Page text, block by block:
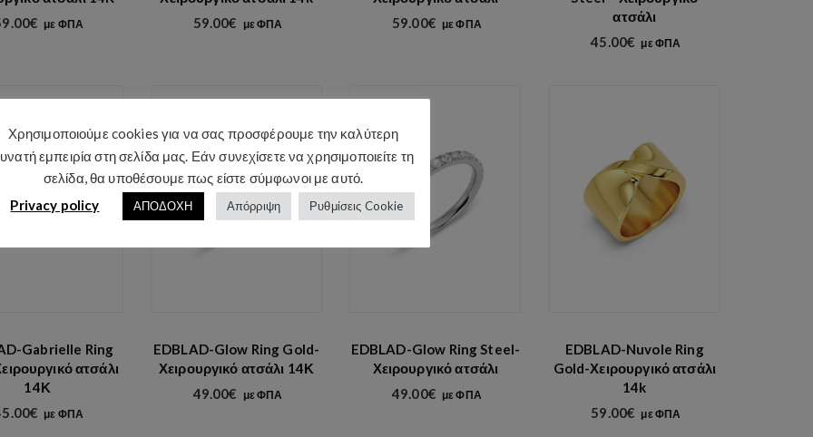
€ με ΦΠΑ
59.00€ με ΦΠΑ
59.00€ με ΦΠΑ
ατσάλι
45.00€ με ΦΠΑ
Gabrielle Ring
ατσάλι
14Κ
€ με ΦΠΑ
EDBLAD-Glow Ring Gold-
Χειρουργικό ατσάλι 14Κ
49.00€ με ΦΠΑ
EDBLAD-Glow Ring Steel-
Χειρουργικό ατσάλι
49.00€ με ΦΠΑ
EDBLAD-Nuvole Ring
Gold-Χειρουργικό ατσάλι
14k
59.00€ με ΦΠΑ
Χρησιμοποιούμε cookies για να σας προσφέρουμε την καλύτερη
εμπειρία στη σελίδα μας. Εάν συνεχίσετε να χρησιμοποιείτε τη
σελίδα, θα υποθέσουμε πως είστε σύμφωνοι με αυτό.
Privacy policy
ΑΠΟΔΟΧΗ Απόρριψη Ρυθμίσεις Cookie